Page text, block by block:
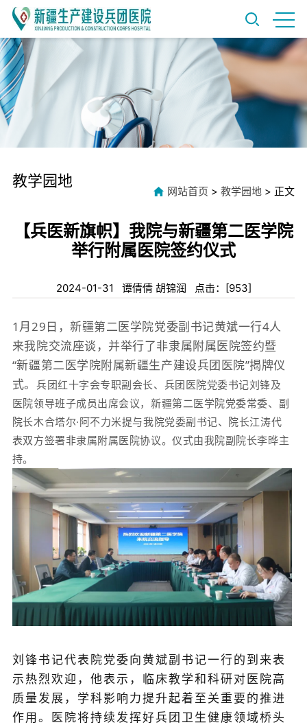
教学园地
网站首页 >教学园地 > 正文
【兵医新旗帜】我院与新疆第二医学院
举行附属医院签约仪式
2024-01-31 谭倩倩 胡锦润 点击：[953]
1月29日，新疆第二医学院党委副书记黄斌一行4人
来我院交流座谈，并举行了非隶属附属医院签约暨
“新疆第二医学院附属新疆生产建设兵团医院”揭牌仪
式。兵团红十字会专职副会长、 兵团医院党委书记刘锋及
医院领导班子成员出席会议， 新疆第二医学院党委常委、副
院长木合塔尔·阿不力米提与我院党委副书记、院长江涛代
表双方签署非隶属附属医院协议。仪式由我院副院长李晔主
持。
刘锋书记代表院党委向黄斌副书记一行的到来表
示热烈欢迎，他表示，临床教学和科研对医院高
质量发展，学科影响力提升起着至关重要的推进
作用。 医院将持续发挥好兵团卫生健康领域桥头